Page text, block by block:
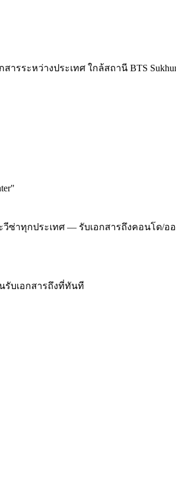
สารระหว่างประเทศ ใกล้สถานี BTS
"
ซ่าทุกประเทศ — รับเอกสารถึงคอนโด/
รับเอกสารถึงที่ทันที